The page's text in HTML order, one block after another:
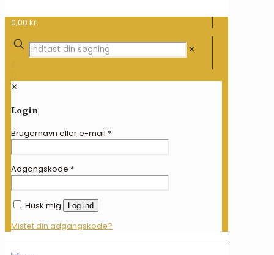
0,00 kr.
✕
✕
Login
Brugernavn eller e-mail *
Adgangskode *
Husk mig Log ind
Mistet din adgangskode?